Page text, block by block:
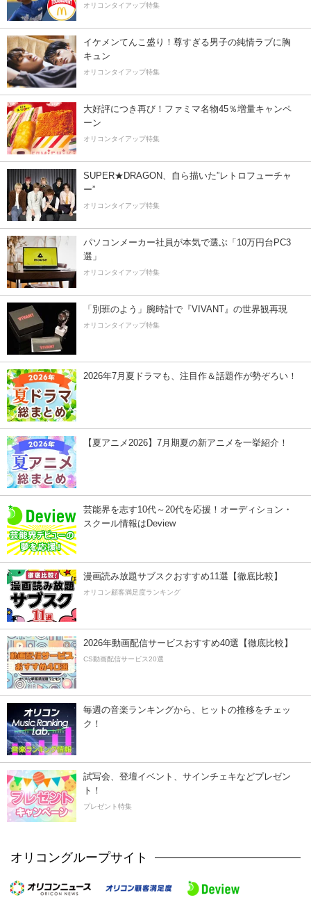
オリコンタイアップ特集
イケメンてんこ盛り！尊すぎる男子の純情ラブに胸
キュン
オリコンタイアップ特集
大好評につき再び！ファミマ名物45％増量キャンペ
ーン
オリコンタイアップ特集
SUPER★DRAGON、自ら描いた”レトロフューチャ
ー”
オリコンタイアップ特集
パソコンメーカー社員が本気で選ぶ「10万円台PC3
選」
オリコンタイアップ特集
「別班のよう」腕時計で『VIVANT』の世界観再現
オリコンタイアップ特集
2026年7月夏ドラマも、注目作＆話題作が勢ぞろい！
【夏アニメ2026】7月期夏の新アニメを一挙紹介！
芸能界を志す10代～20代を応援！オーディション・
スクール情報はDeview
漫画読み放題サブスクおすすめ11選【徹底比較】
オリコン顧客満足度ランキング
2026年動画配信サービスおすすめ40選【徹底比較】
CS動画配信サービス20選
毎週の音楽ランキングから、ヒットの推移をチェッ
ク！
試写会、登壇イベント、サインチェキなどプレゼン
ト！
プレゼント特集
オリコングループサイト